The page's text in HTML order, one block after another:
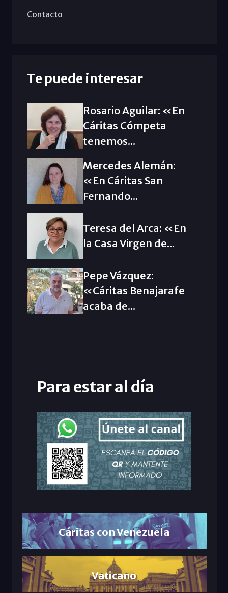
Contacto
Te puede interesar
Rosario Aguilar: «En
Cáritas Cómpeta
tenemos...
Mercedes Alemán:
«En Cáritas San
Fernando...
Teresa del Arca: «En
la Casa Virgen de...
Pepe Vázquez:
«Cáritas Benajarafe
acaba de...
Para estar al día
Cáritas con Venezuela
Vaticano